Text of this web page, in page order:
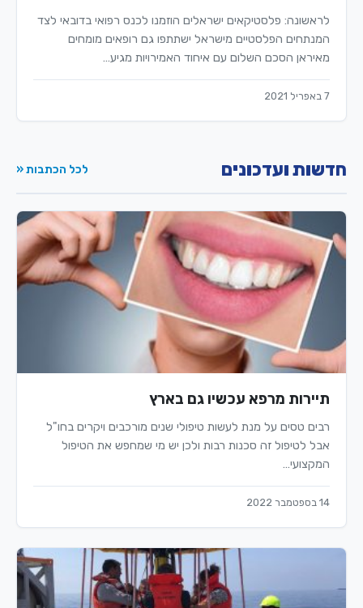
לראשונה: פלסטיקאים ישראלים הוזמנו לכנס רפואי בדובאי לצד
המנתחים הפלסטיים מישראל ישתתפו גם רופאים מומחים
מאיראן הסכם השלום עם איחוד האמירויות מגיע…
7 באפריל 2021
חדשות ועדכונים לכל הכתבות «
תיירות מרפא עכשיו גם בארץ
רבים טסים על מנת לעשות טיפולי שנים מורכבים ויקרים בחו"ל
אבל לטיפול זה סכנות רבות ולכן יש מי שמחפש את הטיפול
המקצועי…
14 בספטמבר 2022